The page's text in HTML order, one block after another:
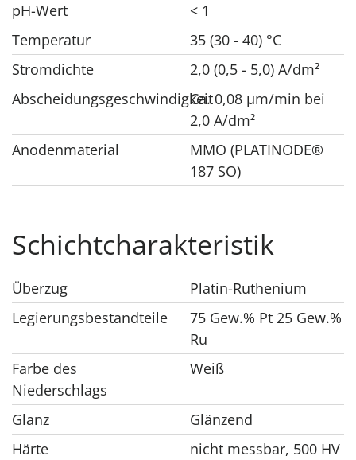
pH-Wert
< 1
Temperatur
35 (30 - 40) °C
Stromdichte
2,0 (0,5 - 5,0) A/dm²
AbscheidungsgeschwindigkeitCa. 0,08 μm/min bei
2,0 A/dm²
Anodenmaterial
MMO (PLATINODE®
187 SO)
Schichtcharakteristik
Überzug
Platin-Ruthenium
Legierungsbestandteile
75 Gew.% Pt 25 Gew.%
Ru
Farbe des
Niederschlags
Weiß
Glanz
Glänzend
Härte
nicht messbar, 500 HV